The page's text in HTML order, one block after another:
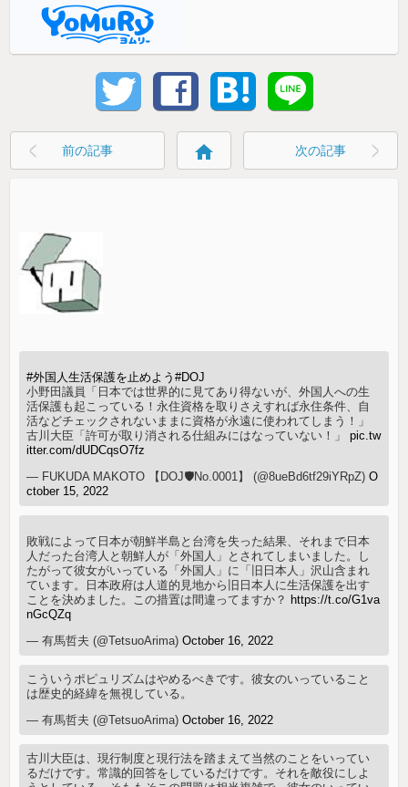
前の記事 home 次の記事
#外国人生活保護を止めよう#DOJ
小野田議員「日本では世界的に見てあり得ないが、外国人への生
活保護も起こっている！永住資格を取りさえすれば永住条件、自
活などチェックされないままに資格が永遠に使われてしまう！」
古川大臣「許可が取り消される仕組みにはなっていない！」pic.tw
itter.com/dUDCqsO7fz
— FUKUDA MAKOTO 【DOJ🛡No.0001】 (@8ueBd6tf29iYRpZ)O
ctober 15, 2022
敗戦によって日本が朝鮮半島と台湾を失った結果、それまで日本
人だった台湾人と朝鮮人が「外国人」とされてしまいました。し
たがって彼女がいっている「外国人」に「旧日本人」沢山含まれ
ています。日本政府は人道的見地から旧日本人に生活保護を出す
ことを決めました。この措置は間違ってますか？ https://t.co/G1va
nGcQZq
— 有馬哲夫 (@TetsuoArima)October 16, 2022
こういうポピュリズムはやめるべきです。彼女のいっていること
は歴史的経緯を無視している。
— 有馬哲夫 (@TetsuoArima)October 16, 2022
古川大臣は、現行制度と現行法を踏まえて当然のことをいってい
るだけです。常識的回答をしているだけです。それを敵役にしよ